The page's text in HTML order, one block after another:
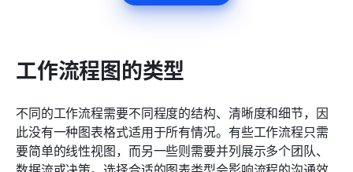
工作流程图的类型
不同的工作流程需要不同程度的结构、清晰度和细节，因
此没有一种图表格式适用于所有情况。有些工作流程只需
要简单的线性视图，而另一些则需要并列展示多个团队、